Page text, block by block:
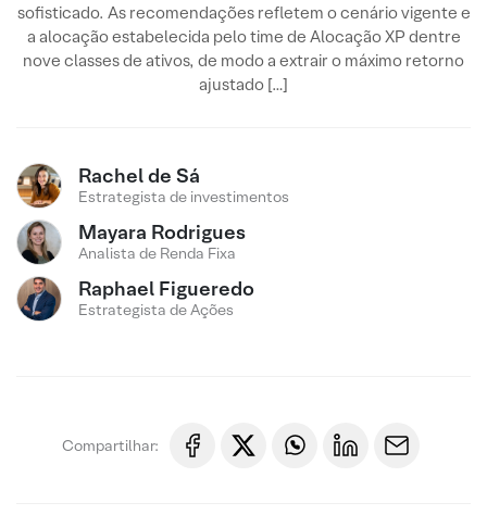
sofisticado. As recomendações refletem o cenário vigente e
a alocação estabelecida pelo time de Alocação XP dentre
nove classes de ativos, de modo a extrair o máximo retorno
ajustado […]
Rachel de Sá
Estrategista de investimentos
Mayara Rodrigues
Analista de Renda Fixa
Raphael Figueredo
Estrategista de Ações
Compartilhar: